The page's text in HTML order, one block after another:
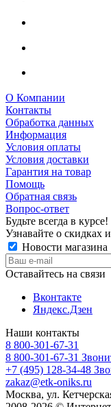
О Компании
Контакты
Обработка данных
Информация
Условия оплаты
Условия доставки
Гарантия на товар
Помощь
Обратная связь
Вопрос-ответ
Будьте всегда в курсе!
Узнавайте о скидках
Новости магазина
Оставайтесь на связи
Вконтакте
Яндекс.Дзен
Наши контакты
8 800-301-67-31
8 800-301-67-31
+7 (495) 128-34-48
zakaz@etk-oniks.ru
Москва, ул.